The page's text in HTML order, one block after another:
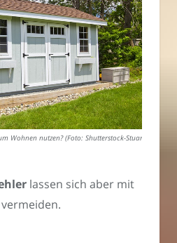
Wohnen nutzen? (Foto: Shutterstock-Stuart
lassen sich aber mit